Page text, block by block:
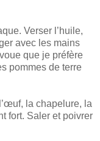
Verser l’huile,
avec les mains
que je préfère
pommes de terre
la chapelure, la
fort. Saler et poivrer